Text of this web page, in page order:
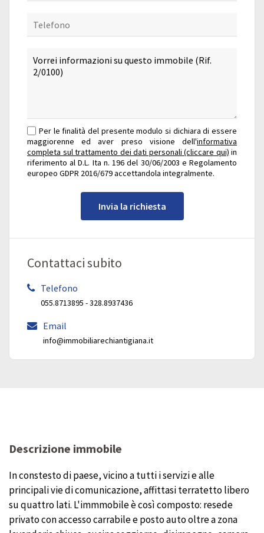
Per le finalità del presente modulo si dichiara di essere
maggiorenne ed aver preso visione dell'informativa
completa sul trattamento dei dati personali (cliccare qui) in
riferimento al D.L. Ita n. 196 del 30/06/2003 e Regolamento
europeo GDPR 2016/679 accettandola integralmente.
Invia la richiesta
Contattaci subito
Telefono
055.8713895 - 328.8937436
Email
info@immobiliarechiantigiana.it
Descrizione immobile
In constesto di paese, vicino a tutti i servizi e alle
principali vie di comunicazione, affittasi terratetto libero
su quattro lati. L'immmobile è così composto: resede
privato con accesso carrabile e posto auto oltre a zona